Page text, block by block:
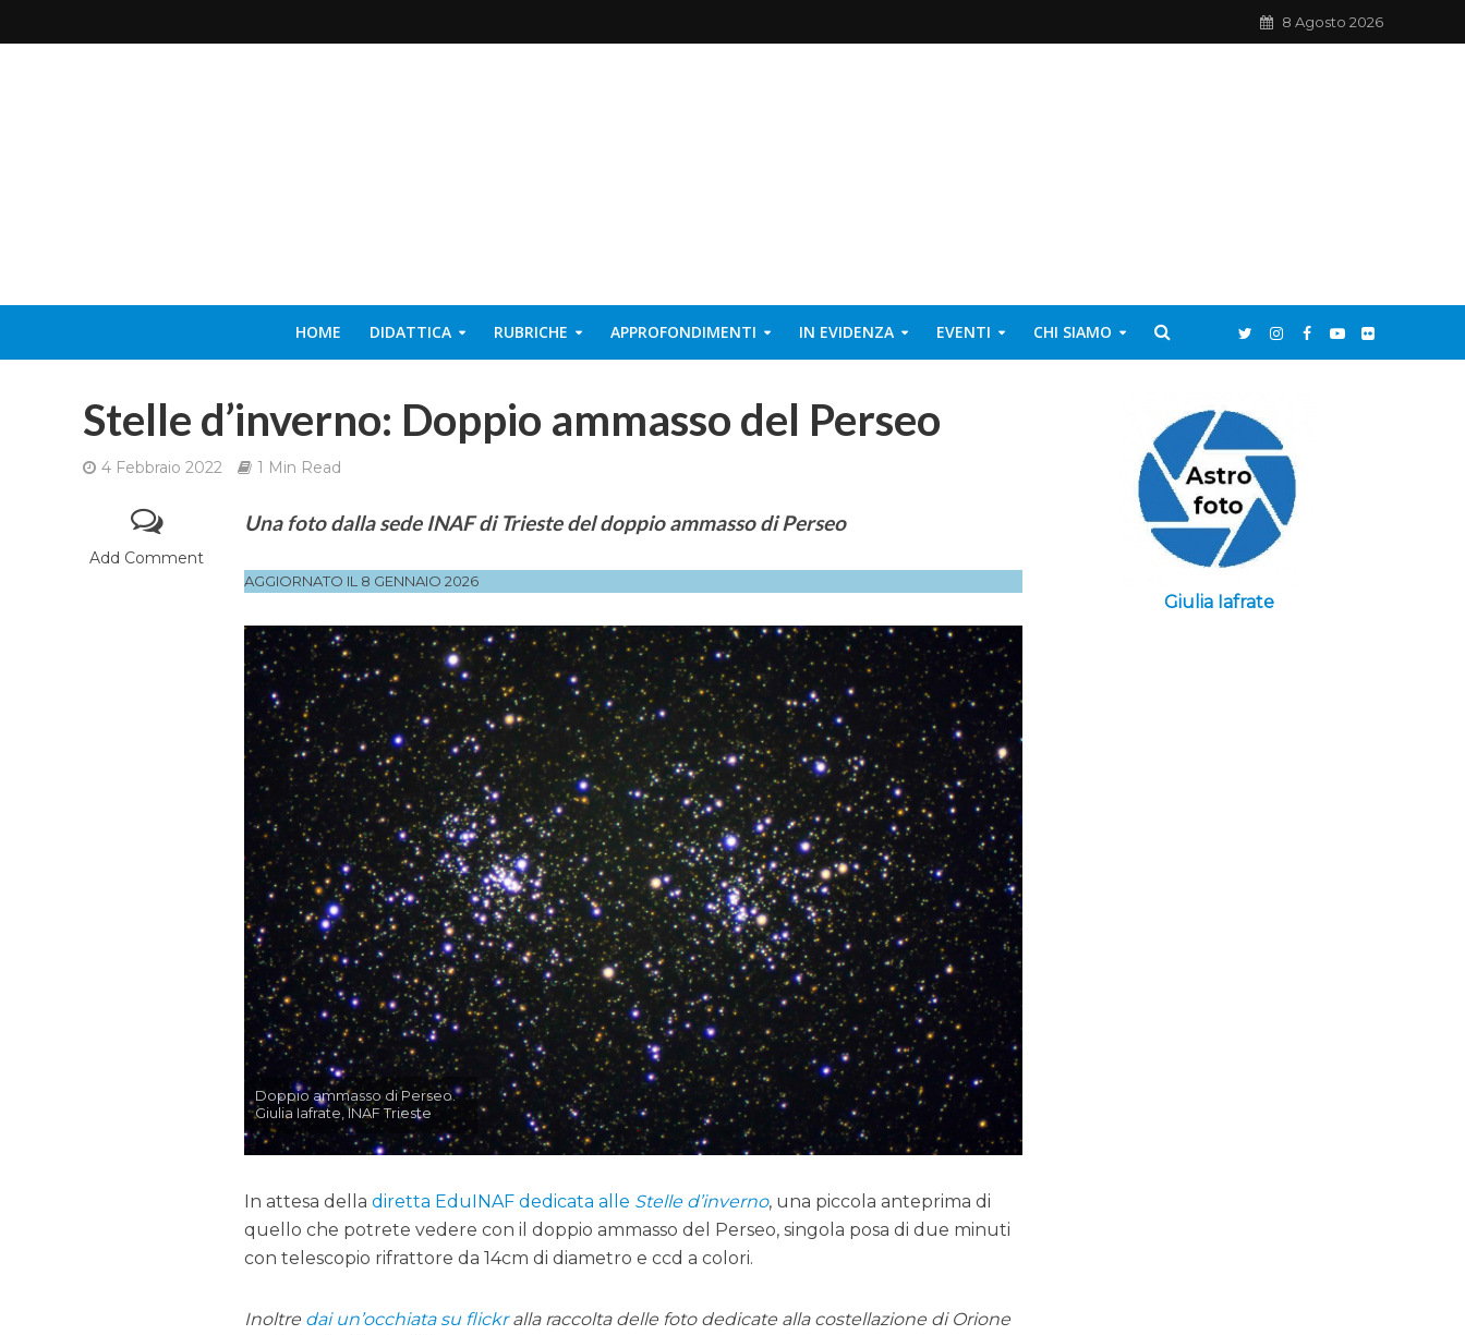
8 Agosto 2026
HOME DIDATTICA RUBRICHE APPROFONDIMENTI IN EVIDENZA EVENTI CHI SIAMO
Stelle d’inverno: Doppio ammasso del Perseo
4 Febbraio 2022 1 Min Read
Add Comment
Una foto dalla sede INAF di Trieste del doppio ammasso di Perseo
AGGIORNATO IL 8 GENNAIO 2026
Doppio ammasso di Perseo.
Giulia Iafrate, INAF Trieste
In attesa delladiretta EduINAF dedicata alle Stelle d’inverno, una piccola anteprima di
quello che potrete vedere con il doppio ammasso del Perseo, singola posa di due minuti
con telescopio rifrattore da 14cm di diametro e ccd a colori.
Inoltre dai un’occhiata su flickralla raccolta delle foto dedicate alla costellazione di Orione
Giulia Iafrate